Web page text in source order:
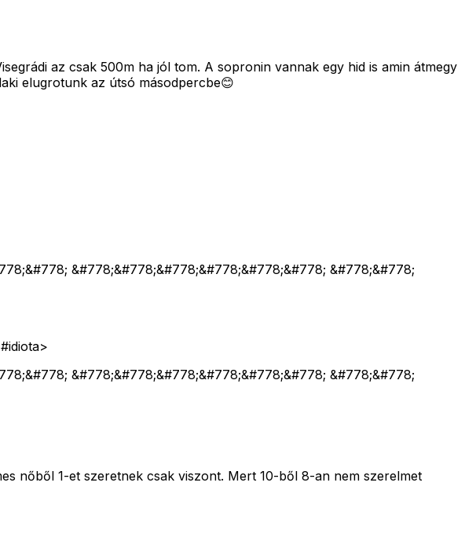
az csak 500m ha jól tom. A sopronin vannak egy hid is amin átmegy
elugrotunk az útsó másodpercbe😊
&#778;&#778;&#778;&#778;&#778;&#778; &#778;&#778;
&#778;&#778;&#778;&#778;&#778;&#778; &#778;&#778;
nőből 1-et szeretnek csak viszont. Mert 10-ből 8-an nem szerelmet